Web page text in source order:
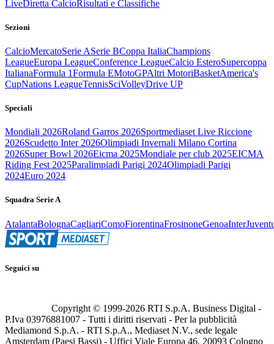
LiveDiretta CalcioRisultati e Classifiche
Sezioni
CalcioMercatoSerie ASerie BCoppa ItaliaChampions
LeagueEuropa LeagueConference LeagueCalcio EsteroSupercoppa
ItalianaFormula 1Formula EMotoGPAltri MotoriBasketAmerica's
CupNations LeagueTennisSciVolleyDrive UP
Speciali
Mondiali 2026Roland Garros 2026Sportmediaset Live Riccione
2026Scudetto Inter 2026Olimpiadi Invernali Milano Cortina
2026Super Bowl 2026Eicma 2025Mondiale per club 2025EICMA
Riding Fest 2025Paralimpiadi Parigi 2024Olimpiadi Parigi
2024Euro 2024
Squadra Serie A
AtalantaBolognaCagliariComoFiorentinaFrosinoneGenoaInter
Seguici su
Copyright © 1999-2026 RTI S.p.A. Business Digital -
P.Iva 03976881007 - Tutti i diritti riservati - Per la pubblicità
Mediamond S.p.A. - RTI S.p.A., Mediaset N.V., sede legale
Amsterdam (Paesi Bassi) - Uffici Viale Europa 46, 20093 Cologno